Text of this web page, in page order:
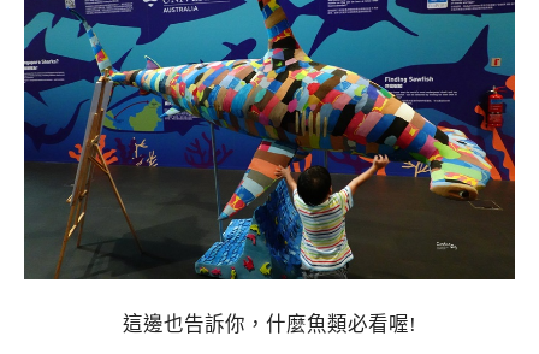
這邊也告訴你，什麼魚類必看喔!